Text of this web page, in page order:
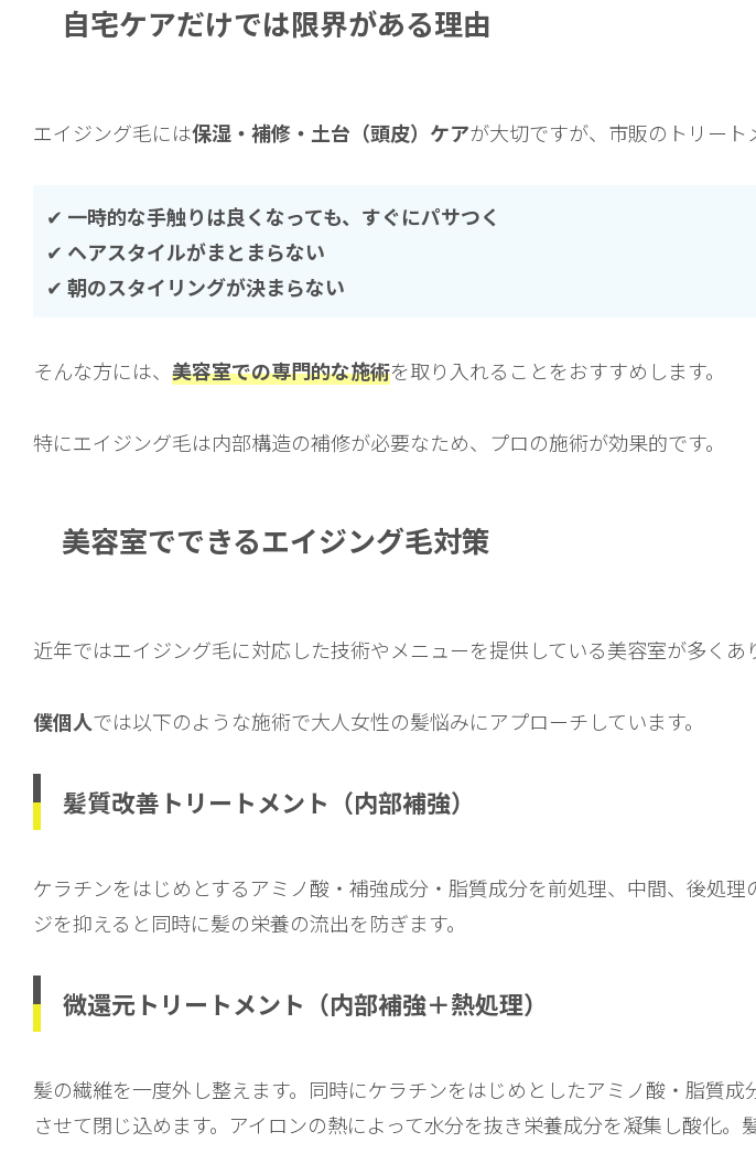
自宅ケアだけでは限界がある理由
エイジング毛には保湿・補修・土台（頭皮）ケアが大切ですが、市販のトリー
✔︎ 一時的な手触りは良くなっても、すぐにパサつく
✔︎ ヘアスタイルがまとまらない
✔︎ 朝のスタイリングが決まらない
そんな方には、 美容室での専門的な施術を取り入れることをおすすめします。
特にエイジング毛は内部構造の補修が必要なため、プロの施術が効果的です。
美容室でできるエイジング毛対策
近年ではエイジング毛に対応した技術やメニューを提供している美容室が多くあ
僕個人では以下のような施術で大人女性の髪悩みにアプローチしています。
髪質改善トリートメント（内部補強）
ケラチンをはじめとするアミノ酸・補強成分・脂質成分を前処理、中間、後処
ジを抑えると同時に髪の栄養の流出を防ぎます。
微還元トリートメント（内部補強＋熱処理）
髪の繊維を一度外し整えます。同時にケラチンをはじめとしたアミノ酸・脂質
させて閉じ込めます。アイロンの熱によって水分を抜き栄養成分を凝集し酸化。